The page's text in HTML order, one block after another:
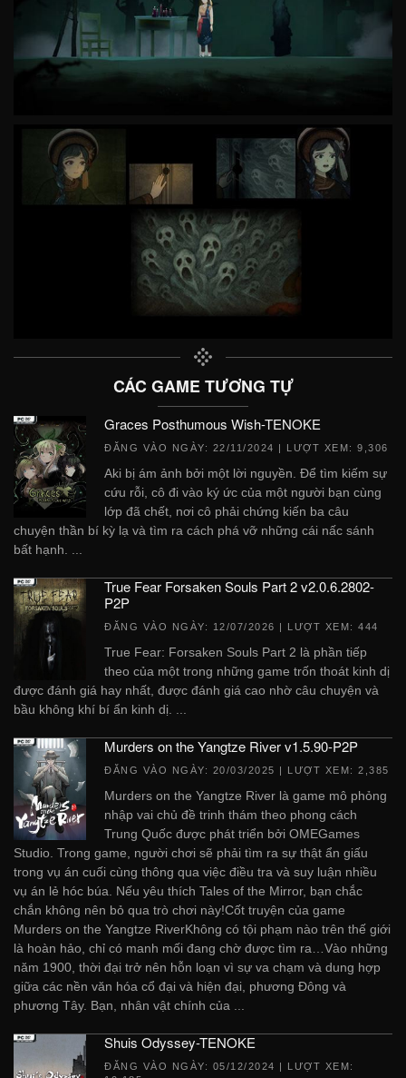
CÁC GAME TƯƠNG TỰ
Graces Posthumous Wish-TENOKE
ĐĂNG VÀO NGÀY: 22/11/2024 | LƯỢT XEM: 9,306
Aki bị ám ảnh bởi một lời nguyền. Để tìm kiếm sự
cứu rỗi, cô đi vào ký ức của một người bạn cùng
lớp đã chết, nơi cô phải chứng kiến ​​ba câu
chuyện thần bí kỳ lạ và tìm ra cách phá vỡ những cái nấc sánh
bất hạnh. ...
True Fear Forsaken Souls Part 2 v2.0.6.2802-
P2P
ĐĂNG VÀO NGÀY: 12/07/2026 | LƯỢT XEM: 444
True Fear: Forsaken Souls Part 2 là phần tiếp
theo của một trong những game trốn thoát kinh dị
được đánh giá hay nhất, được đánh giá cao nhờ câu chuyện và
bầu không khí bí ẩn kinh dị. ...
Murders on the Yangtze River v1.5.90-P2P
ĐĂNG VÀO NGÀY: 20/03/2025 | LƯỢT XEM: 2,385
Murders on the Yangtze River là game mô phỏng
nhập vai chủ đề trinh thám theo phong cách
Trung Quốc được phát triển bởi OMEGames
Studio. Trong game, người chơi sẽ phải tìm ra sự thật ẩn giấu
trong vụ án cuối cùng thông qua việc điều tra và suy luận nhiều
vụ án lẻ hóc búa. Nếu yêu thích Tales of the Mirror, bạn chắc
chắn không nên bỏ qua trò chơi này!Cốt truyện của game
Murders on the Yangtze RiverKhông có tội phạm nào trên thế giới
là hoàn hảo, chỉ có manh mối đang chờ được tìm ra…Vào những
năm 1900, thời đại trở nên hỗn loạn vì sự va chạm và dung hợp
giữa các nền văn hóa cổ đại và hiện đại, phương Đông và
phương Tây. Bạn, nhân vật chính của ...
Shuis Odyssey-TENOKE
ĐĂNG VÀO NGÀY: 05/12/2024 | LƯỢT XEM: